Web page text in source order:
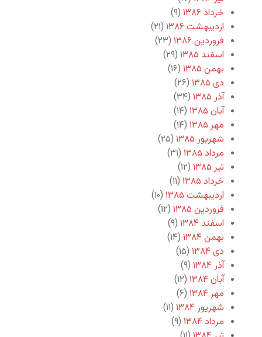
خرداد ۱۳۸۶
(۹)
اردیبهشت ۱۳۸۶
(۲۱)
فروردین ۱۳۸۶
(۲۳)
اسفند ۱۳۸۵
(۲۹)
بهمن ۱۳۸۵
(۱۶)
دی ۱۳۸۵
(۲۶)
آذر ۱۳۸۵
(۳۴)
آبان ۱۳۸۵
(۱۴)
مهر ۱۳۸۵
(۱۴)
شهریور ۱۳۸۵
(۲۵)
مرداد ۱۳۸۵
(۳۱)
تیر ۱۳۸۵
(۱۲)
خرداد ۱۳۸۵
(۱۱)
اردیبهشت ۱۳۸۵
(۱۰)
فروردین ۱۳۸۵
(۱۲)
اسفند ۱۳۸۴
(۹)
بهمن ۱۳۸۴
(۱۴)
دی ۱۳۸۴
(۱۵)
آذر ۱۳۸۴
(۹)
آبان ۱۳۸۴
(۱۲)
مهر ۱۳۸۴
(۶)
شهریور ۱۳۸۴
(۱۱)
مرداد ۱۳۸۴
(۹)